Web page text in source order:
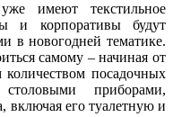
имеют текстильное
и корпоративы будут
в новогодней тематике.
самому – начиная от
посадочных
приборами,
включая его туалетную и